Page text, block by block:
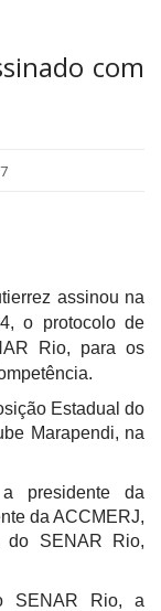
com
assinou na
o protocolo de
Rio, para os
Estadual do
Marapendi, na
presidente da
da ACCMERJ,
do SENAR Rio,
SENAR Rio, a